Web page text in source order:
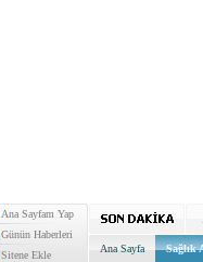
Ana Sayfam Yap
Günün Haberleri
Sitene Ekle
Ana Sayfa Sağlık